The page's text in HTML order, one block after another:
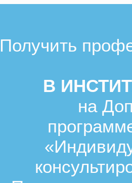
Получить
В
на